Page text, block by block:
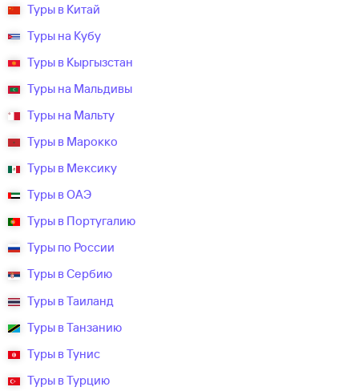
Туры в Китай
Туры на Кубу
Туры в Кыргызстан
Туры на Мальдивы
Туры на Мальту
Туры в Марокко
Туры в Мексику
Туры в ОАЭ
Туры в Португалию
Туры по России
Туры в Сербию
Туры в Таиланд
Туры в Танзанию
Туры в Тунис
Туры в Турцию